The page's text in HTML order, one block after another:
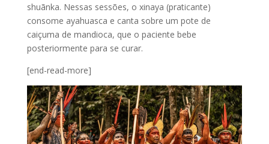
shuãnka. Nessas sessões, o xinaya (praticante)
consome ayahuasca e canta sobre um pote de
caiçuma de mandioca, que o paciente bebe
posteriormente para se curar.
[end-read-more]